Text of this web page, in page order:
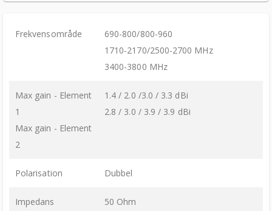
Frekvensområde
690-800/800-960
1710-2170/2500-2700 MHz
3400-3800 MHz
Max gain - Element
1
Max gain - Element
2
1.4 / 2.0 /3.0 / 3.3 dBi
2.8 / 3.0 / 3.9 / 3.9 dBi
Polarisation Dubbel
Impedans 50 Ohm